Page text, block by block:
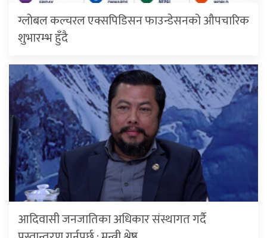
ग्लोबल कल्चरल एक्सपिडिसन फाउन्डेसनको औपचारिक
शुभारम्भ हुँदै
आदिवासी जनजातिका अधिकार संस्थागत गर्दै